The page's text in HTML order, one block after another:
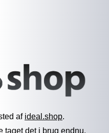
af ideal.shop.
taget det i brug endnu.